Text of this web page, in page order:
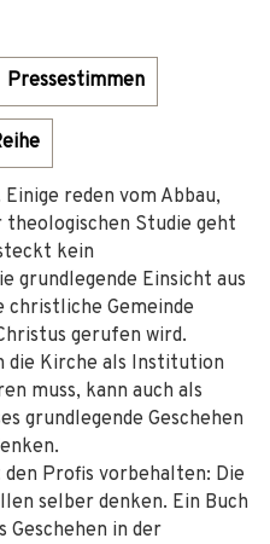
Pressestimmen
reden vom Abbau,
theologischen Studie geht
kein
grundlegende Einsicht aus
christliche Gemeinde
gerufen wird.
die Kirche als Institution
muss, kann auch als
grundlegende Geschehen
Profis vorbehalten: Die
selber denken. Ein Buch
Geschehen in der